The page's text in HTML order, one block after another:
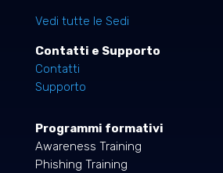
Vedi tutte le Sedi
Contatti e Supporto
Contatti
Supporto
Programmi formativi
Awareness Training
Phishing Training